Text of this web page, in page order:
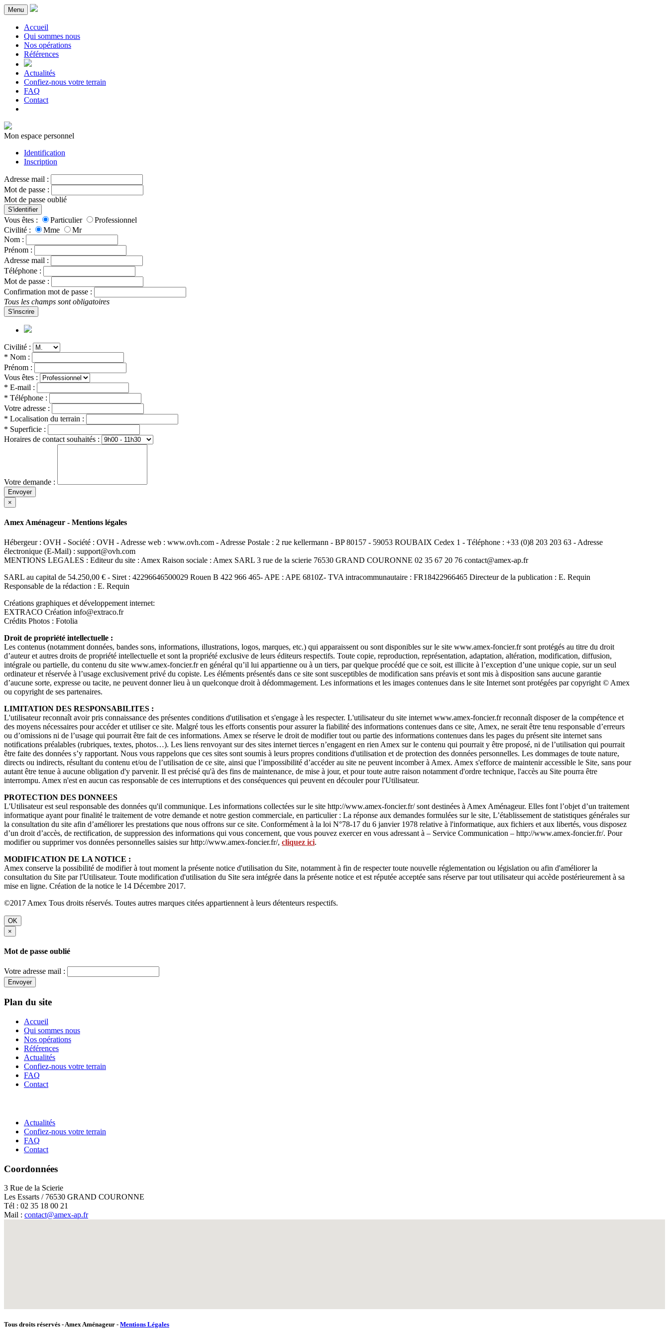
Menu
Accueil
Qui sommes nous
Nos opérations
Références
Actualités
Confiez-nous votre terrain
FAQ
Contact
Mon espace personnel
Identification
Inscription
Adresse mail :
Mot de passe :
Mot de passe oublié
S'identifier
Vous êtes : Particulier
Professionnel
Civilité :
Mme
Mr
Nom :
Prénom :
Adresse mail :
Téléphone :
Mot de passe :
Confirmation mot de passe :
Tous les champs sont obligatoires
S'inscrire
Civilité :
* Nom :
Prénom :
Vous êtes :
* E-mail :
* Téléphone :
Votre adresse :
* Localisation du terrain :
* Superficie :
Horaires de contact souhaités :
Votre demande :
Envoyer
×
Amex Aménageur - Mentions légales
Hébergeur : OVH - Société : OVH - Adresse web : www.ovh.com - Adresse Postale : 2 rue kellermann - BP 80157 - 59053 ROUBAIX Cedex 1 - Téléphone : +33 (0)8 203 203 63 - Adresse
électronique (E-Mail) : support@ovh.com
MENTIONS LEGALES : Editeur du site : Amex Raison sociale : Amex SARL 3 rue de la scierie 76530 GRAND COURONNE 02 35 67 20 76 contact@amex-ap.fr
SARL au capital de 54.250,00 € - Siret : 42296646500029 Rouen B 422 966 465- APE : APE 6810Z- TVA intracommunautaire : FR18422966465 Directeur de la publication : E. Requin
Responsable de la rédaction : E. Requin
Créations graphiques et développement internet:
EXTRACO Création info@extraco.fr
Crédits Photos : Fotolia
Droit de propriété intellectuelle :
Les contenus (notamment données, bandes sons, informations, illustrations, logos, marques, etc.) qui apparaissent ou sont disponibles sur le site www.amex-foncier.fr sont protégés au titre du droit
d’auteur et autres droits de propriété intellectuelle et sont la propriété exclusive de leurs éditeurs respectifs. Toute copie, reproduction, représentation, adaptation, altération, modification, diffusion,
intégrale ou partielle, du contenu du site www.amex-foncier.fr en général qu’il lui appartienne ou à un tiers, par quelque procédé que ce soit, est illicite à l’exception d’une unique copie, sur un seul
ordinateur et réservée à l’usage exclusivement privé du copiste. Les éléments présentés dans ce site sont susceptibles de modification sans préavis et sont mis à disposition sans aucune garantie
d’aucune sorte, expresse ou tacite, ne peuvent donner lieu à un quelconque droit à dédommagement. Les informations et les images contenues dans le site Internet sont protégées par copyright © Amex
ou copyright de ses partenaires.
LIMITATION DES RESPONSABILITES :
L'utilisateur reconnaît avoir pris connaissance des présentes conditions d'utilisation et s'engage à les respecter. L'utilisateur du site internet www.amex-foncier.fr reconnaît disposer de la compétence et
des moyens nécessaires pour accéder et utiliser ce site. Malgré tous les efforts consentis pour assurer la fiabilité des informations contenues dans ce site, Amex, ne serait être tenu responsable d’erreurs
ou d’omissions ni de l’usage qui pourrait être fait de ces informations. Amex se réserve le droit de modifier tout ou partie des informations contenues dans les pages du présent site internet sans
notifications préalables (rubriques, textes, photos…). Les liens renvoyant sur des sites internet tierces n’engagent en rien Amex sur le contenu qui pourrait y être proposé, ni de l’utilisation qui pourrait
être faite des données s’y rapportant. Nous vous rappelons que ces sites sont soumis à leurs propres conditions d'utilisation et de protection des données personnelles. Les dommages de toute nature,
directs ou indirects, résultant du contenu et/ou de l’utilisation de ce site, ainsi que l’impossibilité d’accéder au site ne peuvent incomber à Amex. Amex s'efforce de maintenir accessible le Site, sans pour
autant être tenue à aucune obligation d'y parvenir. Il est précisé qu'à des fins de maintenance, de mise à jour, et pour toute autre raison notamment d'ordre technique, l'accès au Site pourra être
interrompu. Amex n'est en aucun cas responsable de ces interruptions et des conséquences qui peuvent en découler pour l'Utilisateur.
PROTECTION DES DONNEES
L'Utilisateur est seul responsable des données qu'il communique. Les informations collectées sur le site http://www.amex-foncier.fr/ sont destinées à Amex Aménageur. Elles font l’objet d’un traitement
informatique ayant pour finalité le traitement de votre demande et notre gestion commerciale, en particulier : La réponse aux demandes formulées sur le site, L’établissement de statistiques générales sur
la consultation du site afin d’améliorer les prestations que nous offrons sur ce site. Conformément à la loi N°78-17 du 6 janvier 1978 relative à l'informatique, aux fichiers et aux libertés, vous disposez
d’un droit d’accès, de rectification, de suppression des informations qui vous concernent, que vous pouvez exercer en vous adressant à – Service Communication – http://www.amex-foncier.fr/. Pour
modifier ou supprimer vos données personnelles saisies sur http://www.amex-foncier.fr/, cliquez ici.
MODIFICATION DE LA NOTICE :
Amex conserve la possibilité de modifier à tout moment la présente notice d'utilisation du Site, notamment à fin de respecter toute nouvelle réglementation ou législation ou afin d'améliorer la
consultation du Site par l'Utilisateur. Toute modification d'utilisation du Site sera intégrée dans la présente notice et est réputée acceptée sans réserve par tout utilisateur qui accède postérieurement à sa
mise en ligne. Création de la notice le 14 Décembre 2017.
©2017 Amex Tous droits réservés. Toutes autres marques citées appartiennent à leurs détenteurs respectifs.
OK
×
Mot de passe oublié
Votre adresse mail :
Envoyer
Plan du site
Accueil
Qui sommes nous
Nos opérations
Références
Actualités
Confiez-nous votre terrain
FAQ
Contact
Actualités
Confiez-nous votre terrain
FAQ
Contact
Coordonnées
3 Rue de la Scierie
Les Essarts / 76530 GRAND COURONNE
Tél : 02 35 18 00 21
Mail : contact@amex-ap.fr
Tous droits réservés - Amex Aménageur - Mentions Légales